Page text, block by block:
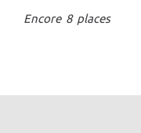
Encore 8 places